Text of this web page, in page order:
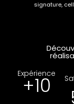
signature,
Expérience
+10